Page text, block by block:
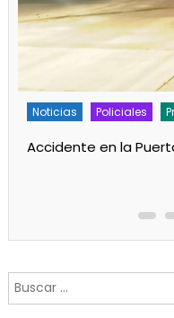
Policiales Principal
Un partido de fútbol
Buscar: